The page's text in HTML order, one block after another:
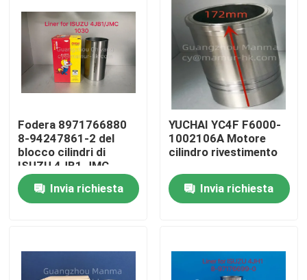
Casa
Prodotti
Circa noi
Fodera 8971766880
8-94247861-2 del
blocco cilindri di
ISUZU 4JB1 JMC
Invia richiesta
YUCHAI YC4F F6000-
1002106A Motore
cilindro rivestimento
Invia richiesta